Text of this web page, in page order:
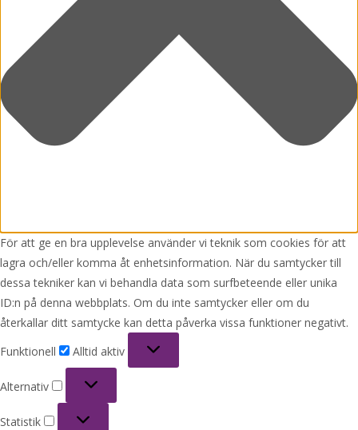
För att ge en bra upplevelse använder vi teknik som cookies för att
lagra och/eller komma åt enhetsinformation. När du samtycker till
dessa tekniker kan vi behandla data som surfbeteende eller unika
ID:n på denna webbplats. Om du inte samtycker eller om du
återkallar ditt samtycke kan detta påverka vissa funktioner negativt.
Funktionell
Alltid aktiv
Alternativ
Statistik